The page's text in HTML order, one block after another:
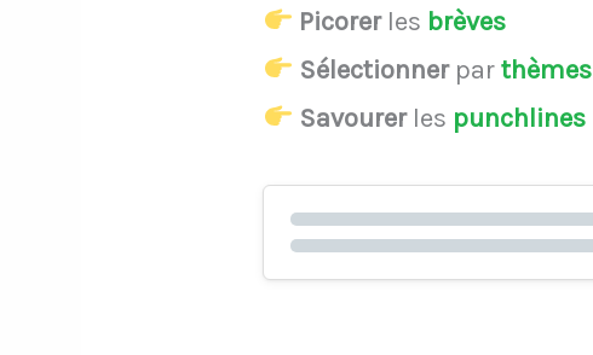
Picorerles brèves
Sélectionnerparthèmes
Savourerles punchlines